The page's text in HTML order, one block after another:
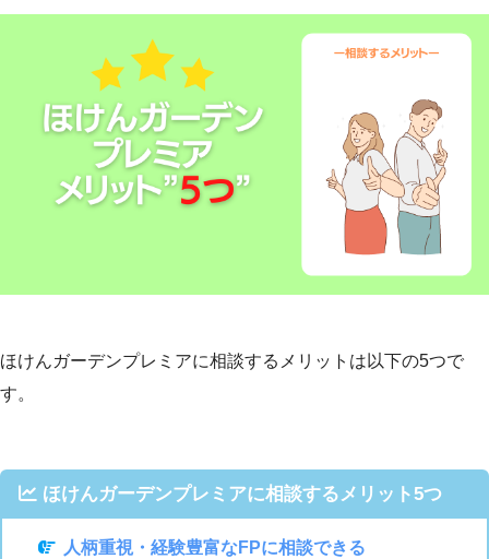
ほけんガーデンプレミアに相談するメリットは以下の5つで
す。
ほけんガーデンプレミアに相談するメリット5つ
人柄重視・経験豊富なFPに相談できる